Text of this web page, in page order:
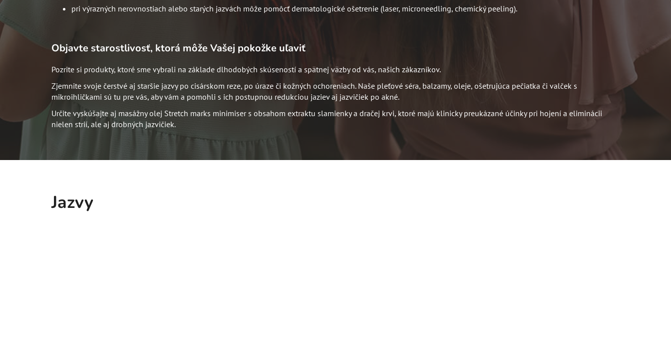
pri výrazných nerovnostiach alebo starých jazvách môže pomôcť dermatologické ošetrenie (laser, microneedling, chemický peeling).
Objavte starostlivosť, ktorá môže Vašej pokožke uľaviť
Pozrite si produkty, ktoré sme vybrali na základe dlhodobých skúseností a spätnej väzby od vás, našich zákazníkov.
Zjemnite svoje čerstvé aj staršie jazvy po cisárskom reze, po úraze či kožných ochoreniach. Naše pleťové séra, balzamy, oleje, ošetrujúca pečiatka či valček s
mikroihličkami sú tu pre vás, aby vám a pomohli s ich postupnou redukciou jaziev aj jazvičiek po akné.
Určite vyskúšajte aj masážny olej Stretch marks minimiser s obsahom extraktu slamienky a dračej krvi, ktoré majú klinicky preukázané účinky pri hojení a eliminácii
nielen strií, ale aj drobných jazvičiek.
Jazvy